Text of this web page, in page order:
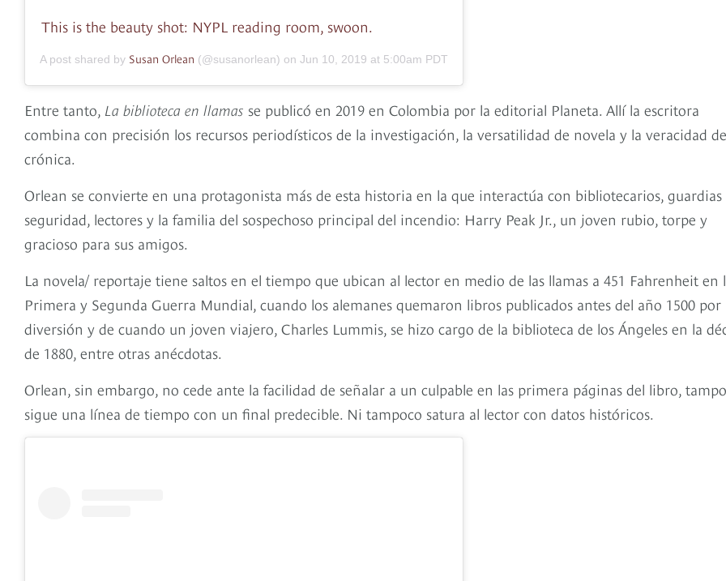
This is the beauty shot: NYPL reading room, swoon.
A post shared by Susan Orlean (@susanorlean) on Jun 10, 2019 at 5:00am PDT
Entre tanto, La biblioteca en llamas se publicó en 2019 en Colombia por la editorial Planeta. Allí la escritora
combina con precisión los recursos periodísticos de la investigación, la versatilidad de novela y la veracidad
crónica.
Orlean se convierte en una protagonista más de esta historia en la que interactúa con bibliotecarios, guardias
seguridad, lectores y la familia del sospechoso principal del incendio: Harry Peak Jr., un joven rubio, torpe y
gracioso para sus amigos.
La novela/ reportaje tiene saltos en el tiempo que ubican al lector en medio de las llamas a 451 Fahrenheit en
Primera y Segunda Guerra Mundial, cuando los alemanes quemaron libros publicados antes del año 1500 por
diversión y de cuando un joven viajero, Charles Lummis, se hizo cargo de la biblioteca de los Ángeles en la
de 1880, entre otras anécdotas.
Orlean, sin embargo, no cede ante la facilidad de señalar a un culpable en las primera páginas del libro,
sigue una línea de tiempo con un final predecible. Ni tampoco satura al lector con datos históricos.